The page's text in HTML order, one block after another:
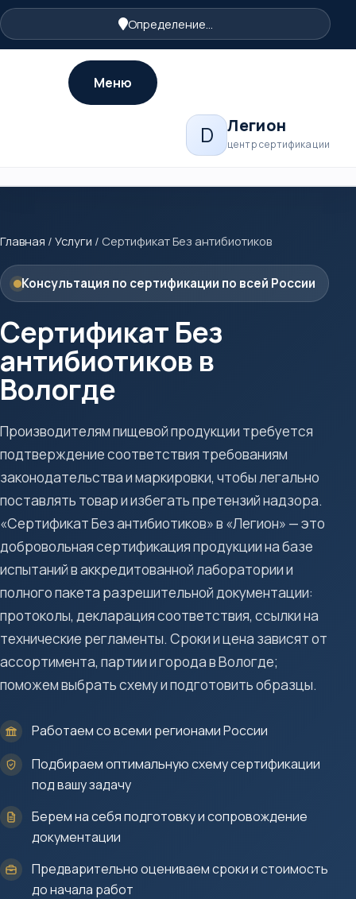
Определение...
D Легион
центр сертификации
Меню
Главная / Услуги / Сертификат Без антибиотиков
Консультация по сертификации по всей России
Сертификат Без
антибиотиков в
Вологде
Производителям пищевой продукции требуется
подтверждение соответствия требованиям
законодательства и маркировки, чтобы легально
поставлять товар и избегать претензий надзора.
«Сертификат Без антибиотиков» в «Легион» — это
добровольная сертификация продукции на базе
испытаний в аккредитованной лаборатории и
полного пакета разрешительной документации:
протоколы, декларация соответствия, ссылки на
технические регламенты. Сроки и цена зависят от
ассортимента, партии и города в Вологде;
поможем выбрать схему и подготовить образцы.
Работаем со всеми регионами России
Подбираем оптимальную схему сертификации
под вашу задачу
Берем на себя подготовку и сопровождение
документации
Предварительно оцениваем сроки и стоимость
до начала работ